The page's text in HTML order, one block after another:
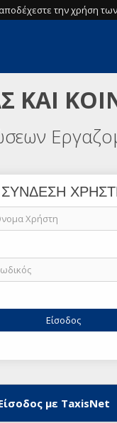
την χρήση
ΚΑΙ
ΣΥΝΔΕΣΗ
με TaxisNet